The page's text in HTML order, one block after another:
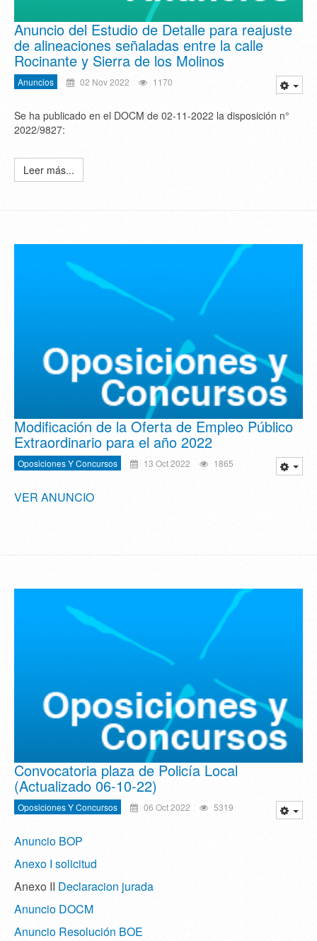
Anuncio del Estudio de Detalle para reajuste
de alineaciones señaladas entre la calle
Rocinante y Sierra de los Molinos
Anuncios 02 Nov 2022 1170
Se ha publicado en el DOCM de 02-11-2022 la disposición n°
2022/9827:
Leer más...
Modificación de la Oferta de Empleo Público
Extraordinario para el año 2022
Oposiciones Y Concursos 13 Oct 2022 1865
VER ANUNCIO
Convocatoria plaza de Policía Local
(Actualizado 06-10-22)
Oposiciones Y Concursos 06 Oct 2022 5319
Anuncio BOP
Anexo I solicitud
Anexo II Declaracion jurada
Anuncio DOCM
Anuncio Resolución BOE